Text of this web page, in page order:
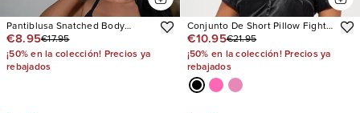
Pantiblusa Snatched Body
Shapewear
€8.95€17.95
¡50% en la colección! Precios ya
rebajados
Conjunto De Short Pillow Fight
Stretch Satin PJ
€10.95€21.95
¡50% en la colección! Precios ya
rebajados